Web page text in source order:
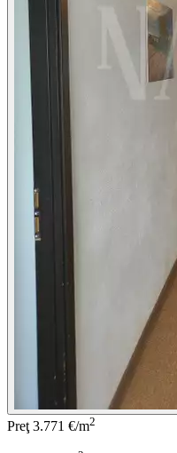
Preţ 3.771 €/m2